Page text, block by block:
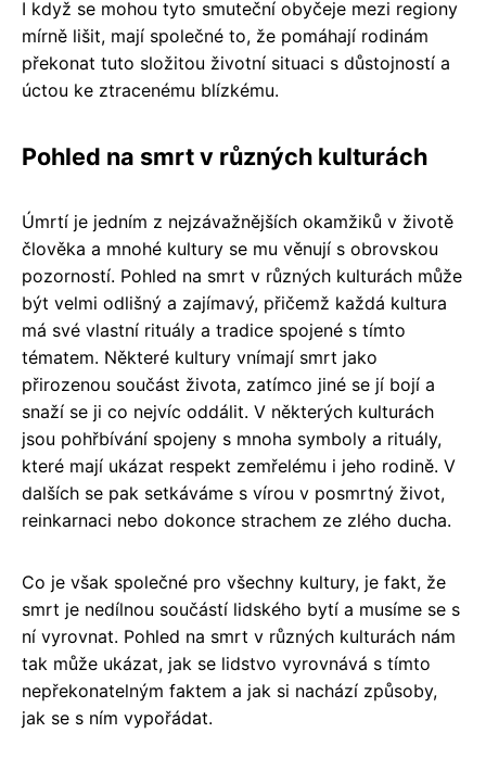
I když se mohou tyto smuteční obyčeje mezi regiony
mírně lišit, mají společné to, že pomáhají rodinám
překonat tuto složitou životní situaci s důstojností a
úctou ke ztracenému blízkému.
Pohled na smrt v různých kulturách
Úmrtí je jedním z nejzávažnějších okamžiků v životě
člověka a mnohé kultury se mu věnují s obrovskou
pozorností. Pohled na smrt v různých kulturách může
být velmi odlišný a zajímavý, přičemž každá kultura
má své vlastní rituály a tradice spojené s tímto
tématem. Některé kultury vnímají smrt jako
přirozenou součást života, zatímco jiné se jí bojí a
snaží se ji co nejvíc oddálit. V některých kulturách
jsou pohřbívání spojeny s mnoha symboly a rituály,
které mají ukázat respekt zemřelému i jeho rodině. V
dalších se pak setkáváme s vírou v posmrtný život,
reinkarnaci nebo dokonce strachem ze zlého ducha.
Co je však společné pro všechny kultury, je fakt, že
smrt je nedílnou součástí lidského bytí a musíme se s
ní vyrovnat. Pohled na smrt v různých kulturách nám
tak může ukázat, jak se lidstvo vyrovnává s tímto
nepřekonatelným faktem a jak si nachází způsoby,
jak se s ním vypořádat.